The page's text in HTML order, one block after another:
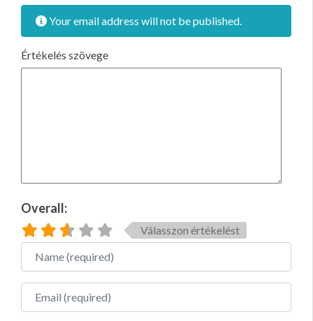
Your email address will not be published.
Értékelés szövege
Overall:
Válasszon értékelést
Name
Email